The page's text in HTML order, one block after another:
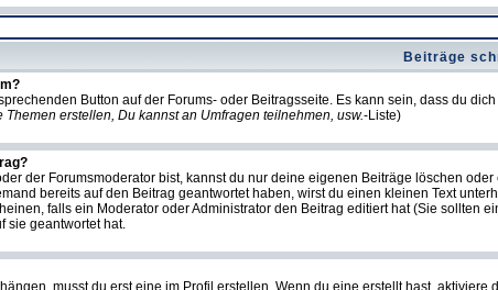
Beiträge
Button auf der Forums- oder Beitragsseite. Es kann sein, dass du
Themen erstellen, Du kannst an Umfragen teilnehmen, usw.-Liste)
der Forumsmoderator bist, kannst du nur deine eigenen Beiträge löschen
bereits auf den Beitrag geantwortet haben, wirst du einen kleinen Text
falls ein Moderator oder Administrator den Beitrag editiert hat (Sie
sie geantwortet hat.
musst du erst eine im Profil erstellen. Wenn du eine erstellt hast, aktiviere